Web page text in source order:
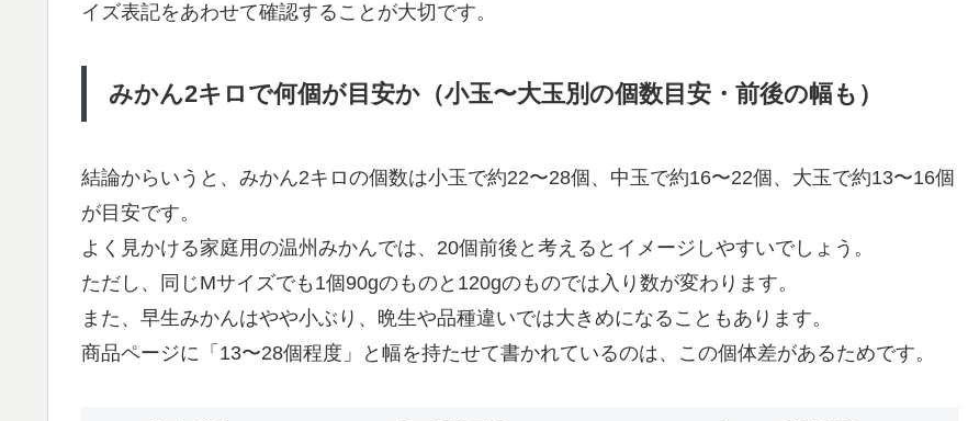
イズ表記をあわせて確認することが大切です。
みかん2キロで何個が目安か（小玉〜大玉別の個数目安・前後の幅も）
結論からいうと、みかん2キロの個数は小玉で約22〜28個、中玉で約16〜22個、大玉で約13〜16個
が目安です。
よく見かける家庭用の温州みかんでは、20個前後と考えるとイメージしやすいでしょう。
ただし、同じMサイズでも1個90gのものと120gのものでは入り数が変わります。
また、早生みかんはやや小ぶり、晩生や品種違いでは大きめになることもあります。
商品ページに「13〜28個程度」と幅を持たせて書かれているのは、この個体差があるためです。